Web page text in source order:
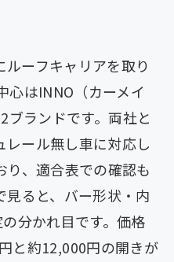
ルーフキャリアを取り
心はINNO（カーメイ
ブランドです。両社と
レール無し車に対応し
り、適合表での確認も
見ると、バー形状・内
分かれ目です。価格
と約12,000円の開きが